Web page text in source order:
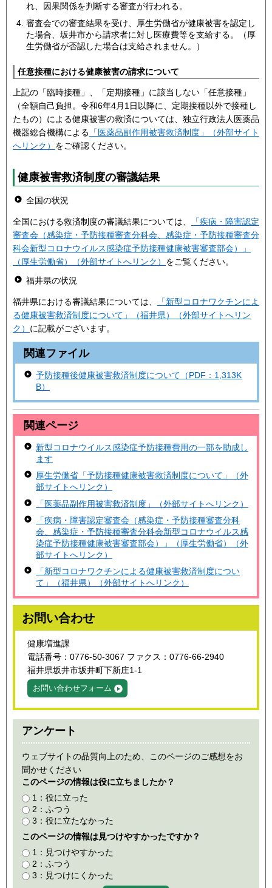
れ、因果関係を判断する審査が行われる。
審査会での審査結果を受け、厚生労働省が健康被害を認定し
た場合、坂井市から請求者に対し医療費等を支給する。（厚
生労働省が否認した場合は支給されません。）
任意接種における健康被害の請求について
上記の「臨時接種」、「定期接種」に該当しない「任意接種」
（全額自己負担。令和6年4月1日以降に、定期接種以外で接種し
たもの）による健康被害の救済については、独立行政法人医薬品
機器総合機構による 「医薬品副作用被害救済制度」（外部サイト
へリンク） をご確認ください。
健康被害救済制度の審議結果
全国の状況
全国における救済制度の審議結果については、
「疾病・障害認定
審査会（感染症・予防接種審査分科会、感染症・予防接種審査分
科会新型コロナウイルス感染症予防接種健康被害審査部会）」
（厚生労働省）（外部サイトへリンク） をご覧ください。
福井県の状況
福井県における審議結果については、
「新型コロナワクチンによ
る健康被害救済制度について」（福井県）（外部サイトへリン
ク） に記載がございます。
関連ファイル
予防接種後健康被害救済制度について（PDF：1,313K
B）
関連ページ
新型コロナウイルス感染症予防接種費用の一部を助成し
ます
厚生労働省「予防接種健康被害救済制度について」（外
部サイトへリンク）
「医薬品副作用被害救済制度」（外部サイトへリンク）
「疾病・障害認定審査会（感染症・予防接種審査分科
会、感染症・予防接種審査分科会新型コロナウイルス感
染症予防接種健康被害審査部会）」（厚生労働省）（外
部サイトへリンク）
「新型コロナワクチンによる健康被害救済制度につい
て」（福井県）（外部サイトへリンク）
お問い合わせ
健康増進課
電話番号：0776-50-3067 ファクス：0776-66-2940
福井県坂井市坂井町下新庄1-1
お問い合わせフォーム
アンケート
ウェブサイトの品質向上のため、このページのご感想をお
聞かせください
このページの情報は役に立ちましたか？
1：役に立った
2：ふつう
3：役に立たなかった
このページの情報は見つけやすかったですか？
1：見つけやすかった
2：ふつう
3：見つけにくかった